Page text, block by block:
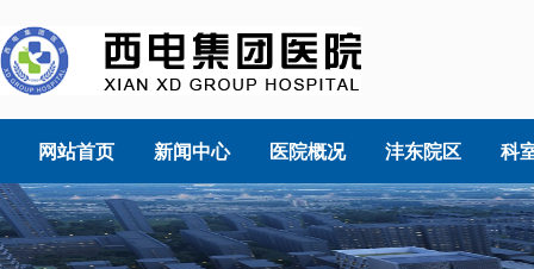
网站首页 新闻中心 医院概况 沣东院区 科